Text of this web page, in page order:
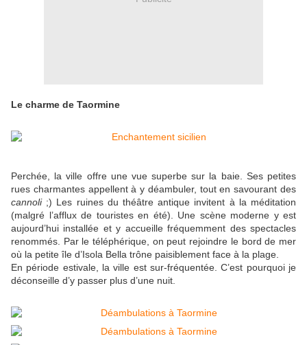
Le charme de Taormine
Perchée, la ville offre une vue superbe sur la baie. Ses petites
rues charmantes appellent à y déambuler, tout en savourant des
cannoli;) Les ruines du théâtre antique invitent à la méditation
(malgré l’afflux de touristes en été). Une scène moderne y est
aujourd’hui installée et y accueille fréquemment des spectacles
renommés. Par le téléphérique, on peut rejoindre le bord de mer
où la petite île d’Isola Bella trône paisiblement face à la plage.
En période estivale, la ville est sur-fréquentée. C’est pourquoi je
déconseille d’y passer plus d’une nuit.